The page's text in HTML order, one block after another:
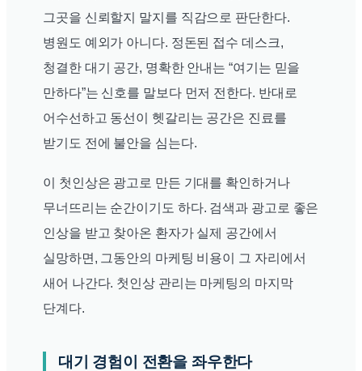
그곳을 신뢰할지 말지를 직감으로 판단한다.
병원도 예외가 아니다. 정돈된 접수 데스크,
청결한 대기 공간, 명확한 안내는 “여기는 믿을
만하다”는 신호를 말보다 먼저 전한다. 반대로
어수선하고 동선이 헷갈리는 공간은 진료를
받기도 전에 불안을 심는다.
이 첫인상은 광고로 만든 기대를 확인하거나
무너뜨리는 순간이기도 하다. 검색과 광고로 좋은
인상을 받고 찾아온 환자가 실제 공간에서
실망하면, 그동안의 마케팅 비용이 그 자리에서
새어 나간다. 첫인상 관리는 마케팅의 마지막
단계다.
대기 경험이 전환을 좌우한다